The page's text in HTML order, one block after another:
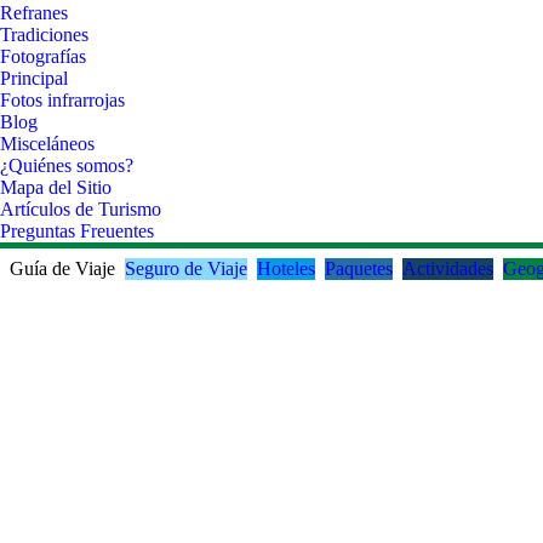
Refranes
Tradiciones
Fotografías
Principal
Fotos infrarrojas
Blog
Misceláneos
¿Quiénes somos?
Mapa del Sitio
Artículos de Turismo
Preguntas Freuentes
Guía de Viaje Seguro de Viaje Hoteles Paquetes Actividades